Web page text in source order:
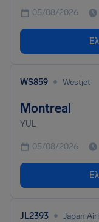
05/08/2026
WS859 • Westjet
Montreal
YUL
05/08/2026
JL2393 • Japan